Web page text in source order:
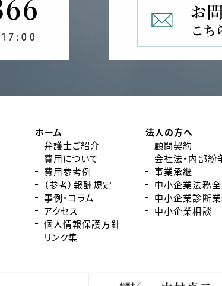
ホーム
弁護士ご紹介
費用について
費用参考例
（参考）報酬規定
事例・コラム
アクセス
個人情報保護方針
リンク集
法人の方へ
顧問契約
会社法・内部紛
事業承継
中小企業法務
中小企業診断
中小企業相談